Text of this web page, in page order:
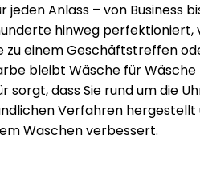
jeden Anlass – von Business
hinweg perfektioniert,
zu einem Geschäftstreffen
bleibt Wäsche für
dass Sie rund um die
Verfahren
Waschen verbessert.